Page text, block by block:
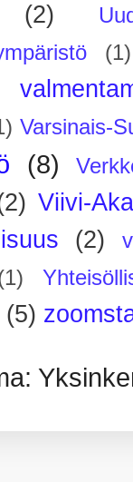
(2)
(1)
Varsinais-
(8)
Viivi-
(2)
(5)